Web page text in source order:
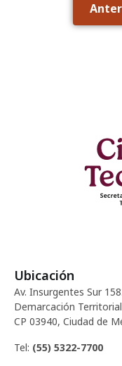
Ubicación
Av. Insurgentes Sur
Demarcación
CP 03940, Ciudad de
Tel: (55) 5322-7700